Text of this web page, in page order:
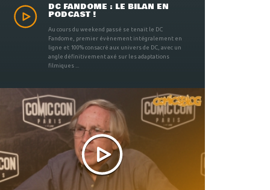
DC FANDOME : LE BILAN EN
PODCAST !
Au cours du weekend passé se tenait le DC
Fandome, premier évènement intégralement en
ligne et 100% consacré aux univers de DC, avec un
angle définitivement axé sur les adaptations
filmiques ...